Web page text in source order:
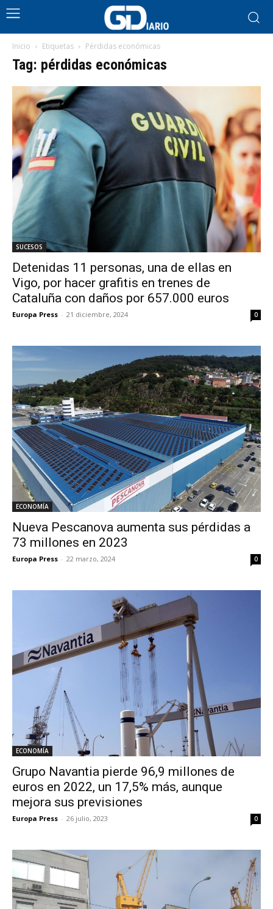
Inicio Etiquetas Pérdidas económicas
Tag: pérdidas económicas
SUCESOS
Detenidas 11 personas, una de ellas en
Vigo, por hacer grafitis en trenes de
Cataluña con daños por 657.000 euros
Europa Press - 21 diciembre, 2024 0
ECONOMÍA
Nueva Pescanova aumenta sus pérdidas a
73 millones en 2023
Europa Press - 22 marzo, 2024 0
ECONOMÍA
Grupo Navantia pierde 96,9 millones de
euros en 2022, un 17,5% más, aunque
mejora sus previsiones
Europa Press - 26 julio, 2023 0